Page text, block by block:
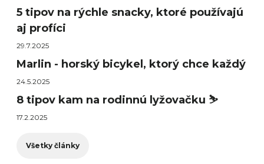
5 tipov na rýchle snacky, ktoré používajú
aj profíci
29.7.2025
Marlin - horský bicykel, ktorý chce každý
24.5.2025
8 tipov kam na rodinnú lyžovačku ⛷️
17.2.2025
Všetky články